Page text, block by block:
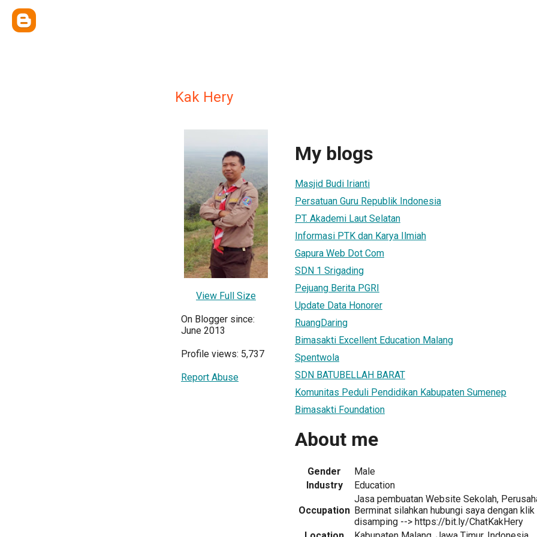
Kak Hery
View Full Size
On Blogger since:
June 2013
Profile views: 5,737
Report Abuse
My blogs
Masjid Budi Irianti
Persatuan Guru Republik Indonesia
PT. Akademi Laut Selatan
Informasi PTK dan Karya Ilmiah
Gapura Web Dot Com
SDN 1 Srigading
Pejuang Berita PGRI
Update Data Honorer
RuangDaring
Bimasakti Excellent Education Malang
Spentwola
SDN BATUBELLAH BARAT
Komunitas Peduli Pendidikan Kabupaten Sumenep
Bimasakti Foundation
About me
Gender
Male
Industry
Education
Occupation
Jasa pembuatan Website Sekolah,
Berminat silahkan hubungi saya dengan klik
disamping --> https://bit.ly/ChatKakHery